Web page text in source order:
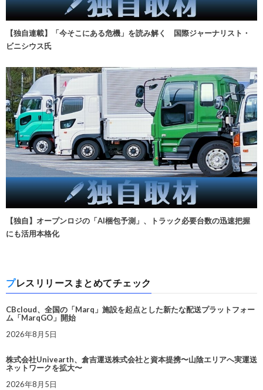
【独自連載】「今そこにある危機」を読み解く 国際ジャーナリスト・
ビニシウス氏
【独自】オープンロジの「AI梱包予測」、トラック必要台数の迅速把握
にも活用本格化
プレスリリースまとめてチェック
CBcloud、全国の「Marq」施設を起点とした新たな配送プラットフォー
ム「MarqGO」開始
2026年8月5日
株式会社Univearth、倉吉運送株式会社と資本提携〜山陰エリアへ実運送
ネットワークを拡大〜
2026年8月5日